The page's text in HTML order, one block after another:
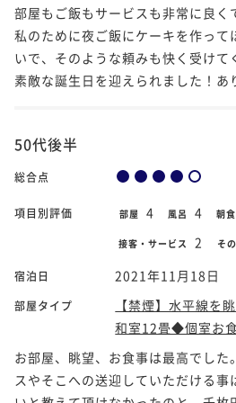
部屋もご飯もサービスも非常に良く
私のために夜ご飯にケーキを作って
いで、そのような頼みも快く受けて
素敵な誕生日を迎えられました！あ
50代後半
総合点
項目別評価 部屋 4 風呂 4 朝食
接客・サービス 2 そ
宿泊日 2021年11月18日
部屋タイプ
【禁煙】水平線を
和室12畳◆個室お
お部屋、眺望、お食事は最高でした
スやそこへの送迎していただける事